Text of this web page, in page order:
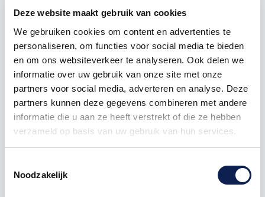
Deze website maakt gebruik van cookies
We gebruiken cookies om content en advertenties te
personaliseren, om functies voor social media te bieden
en om ons websiteverkeer te analyseren. Ook delen we
informatie over uw gebruik van onze site met onze
partners voor social media, adverteren en analyse. Deze
partners kunnen deze gegevens combineren met andere
informatie die u aan ze heeft verstrekt of die ze hebben
verzameld op basis van uw gebruik van hun services.
Noodzakelijk
1000 € 3,48 € 3.475,00
Nintendo 3DS XL N3DS
New Nintendo 3DS